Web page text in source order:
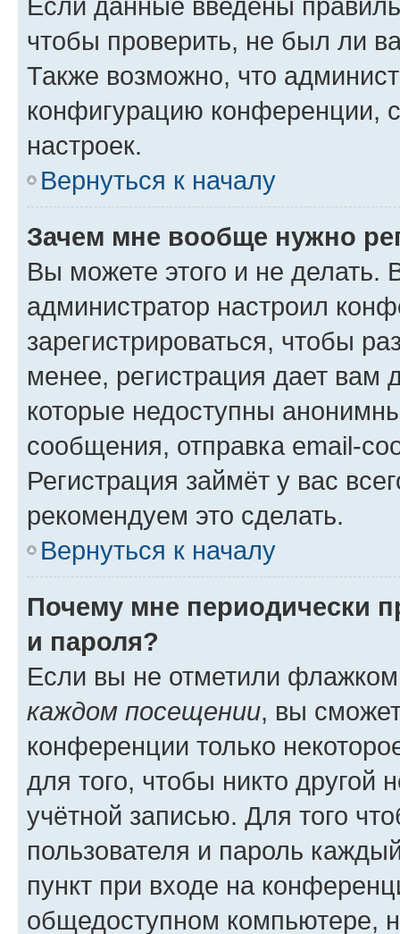
чтобы проверить, не был ли
Также возможно, что
конфигурацию конференции,
настроек.
Вернуться к началу
Зачем мне вообще нужно
Вы можете этого и не делать.
администратор настроил
зарегистрироваться, чтобы
менее, регистрация дает вам
которые недоступны
сообщения, отправка email-
Регистрация займёт у вас
рекомендуем это сделать.
Вернуться к началу
Почему мне периодически
и пароля?
Если вы не отметили
каждом посещении, вы
конференции только
для того, чтобы никто другой
учётной записью. Для того
пользователя и пароль
пункт при входе на
общедоступном компьютере,